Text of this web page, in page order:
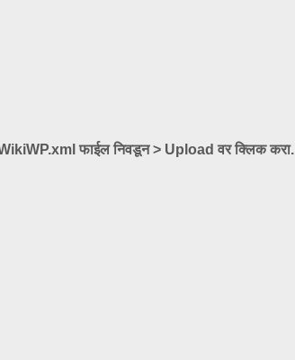
फाईल निवडून > Upload वर क्लिक करा.